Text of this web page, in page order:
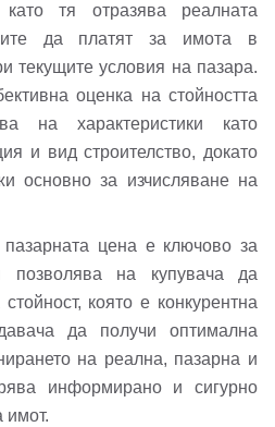
като гост
профил
с Facebook
тя отразява реалната
да платят за имота в
текущите условия на пазара.
оценка на стойността
на характеристики като
и вид строителство, докато
основно за изчисляване на
цена е ключово за
на купувача да
която е конкурентна
да получи оптимална
на реална, пазарна и
информирано и сигурно
имот.